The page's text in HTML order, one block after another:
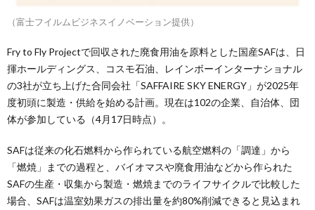
（富士フイルムビジネスイノベーション提供）
Fry to Fly Projectで回収された廃食用油を原料とした国産SAFは、日
揮ホールディングス、コスモ石油、レインボーインターナショナル
の3社が立ち上げた合同会社「SAFFAIRE SKY ENERGY」が2025年
度初頭に製造・供給を始める計画。現在は102の企業、自治体、団
体が参加している（4月17日時点）。
SAFは従来の化石燃料から作られている航空燃料の「調達」から
「燃焼」までの過程と、バイオマスや廃食用油などから作られた
SAFの生産・収集から製造・燃焼までのライフサイクルで比較した
場合、SAFは温室効果ガスの排出量を約80%削減できると見込まれ